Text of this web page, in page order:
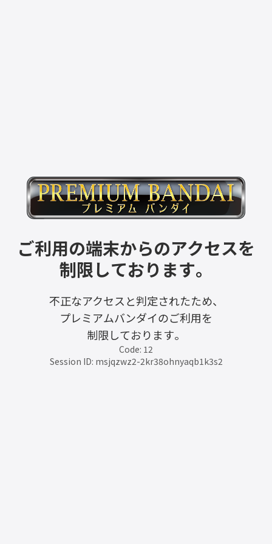
ご利用の端末からのアクセスを
制限しております。
不正なアクセスと判定されたため、
プレミアムバンダイのご利用を
制限しております。
Code: 12
Session ID: msjqzwz2-2kr38ohnyaqb1k3s2